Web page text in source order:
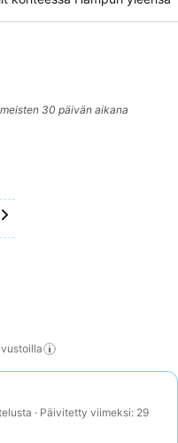
30 päivän aikana
· Päivitetty viimeksi: 29